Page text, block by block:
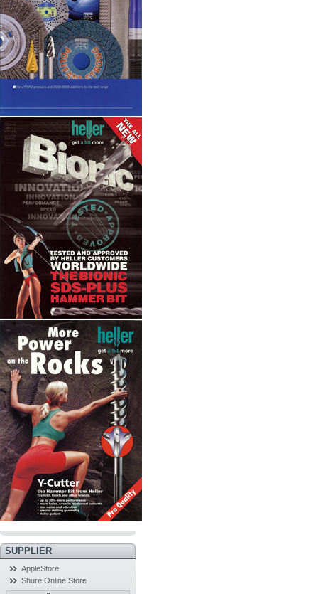
SUPPLIER
AppleStore
Shure Online Store